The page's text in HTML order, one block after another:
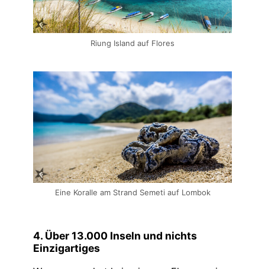
Riung Island auf Flores
Eine Koralle am Strand Semeti auf Lombok
4. Über 13.000 Inseln und nichts
Einzigartiges